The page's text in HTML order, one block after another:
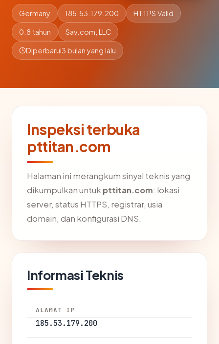
Germany 185.53.179.200 HTTPS Valid
0.8 tahun Sav.com, LLC
Diperbarui3 bulan yang lalu
Inspeksi terbuka
pttitan.com
Halaman ini merangkum sinyal teknis yang
dikumpulkan untuk pttitan.com: lokasi
server, status HTTPS, registrar, usia
domain, dan konfigurasi DNS.
Informasi Teknis
ALAMAT IP
185.53.179.200